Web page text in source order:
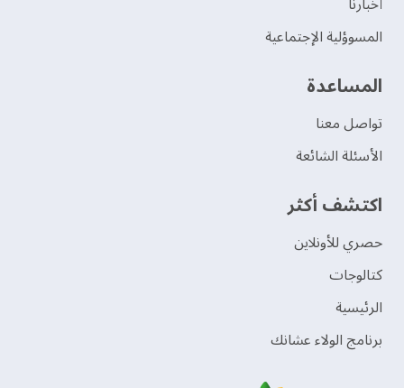
المسوؤلية الإجتماعية
‫المساعدة‬
تواصل معنا
الأسئلة الشائعة
اكتشف أكثر
حصري للأونلاين
‫كتالوجات‬
الرئيسية
برنامج الولاء عشانك